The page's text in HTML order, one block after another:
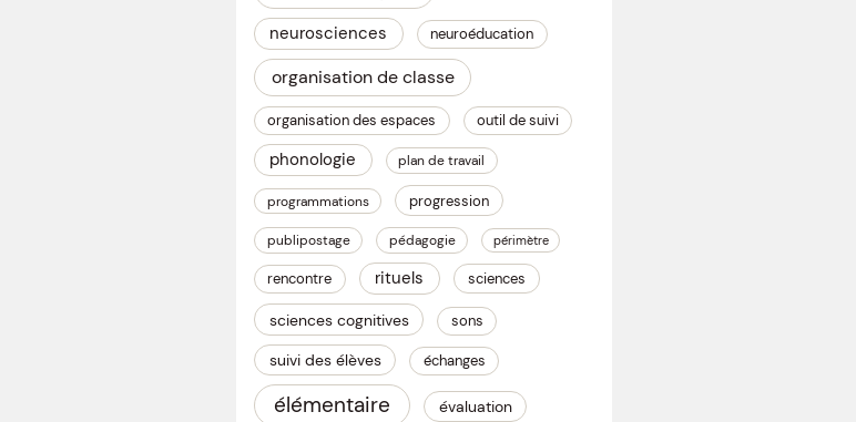
neurosciences neuroéducation
organisation de classe
organisation des espaces outil de suivi
phonologie plan de travail
programmations progression
publipostage pédagogie périmètre
rencontre rituels sciences
sciences cognitives sons
suivi des élèves échanges
élémentaire évaluation